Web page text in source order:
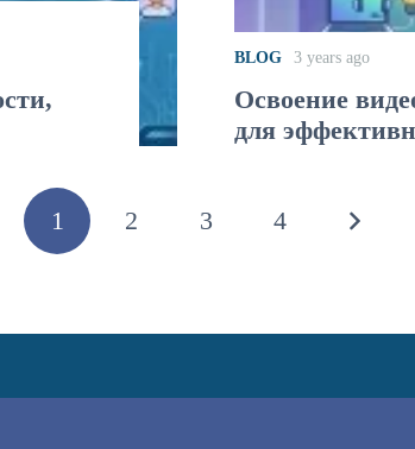
BLOG 3 years ago
Освоение
для
1 2 3 4